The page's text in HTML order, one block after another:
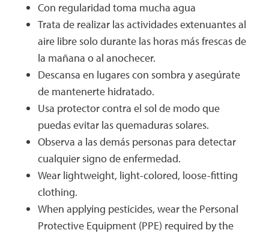
Con regularidad toma mucha agua
Trata de realizar las actividades extenuantes al
aire libre solo durante las horas más frescas de
la mañana o al anochecer.
Descansa en lugares con sombra y asegúrate
de mantenerte hidratado.
Usa protector contra el sol de modo que
puedas evitar las quemaduras solares.
Observa a las demás personas para detectar
cualquier signo de enfermedad.
Wear lightweight, light-colored, loose-fitting
clothing.
When applying pesticides, wear the Personal
Protective Equipment (PPE) required by the